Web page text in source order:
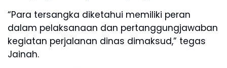
“Para tersangka diketahui memiliki peran
dalam pelaksanaan dan pertanggungjawaban
kegiatan perjalanan dinas dimaksud,” tegas
Jainah.